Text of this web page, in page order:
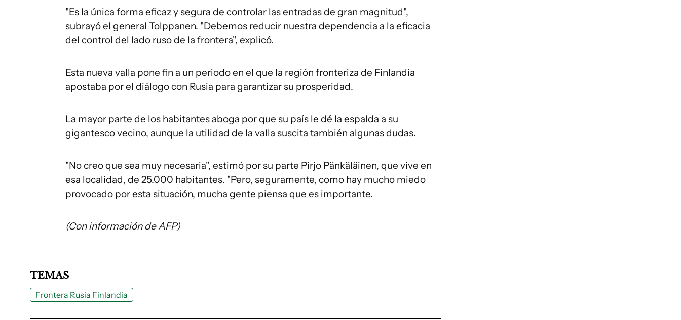
"Es la única forma eficaz y segura de controlar las entradas de gran magnitud",
subrayó el general Tolppanen. "Debemos reducir nuestra dependencia a la eficacia
del control del lado ruso de la frontera", explicó.
Esta nueva valla pone fin a un periodo en el que la región fronteriza de Finlandia
apostaba por el diálogo con Rusia para garantizar su prosperidad.
La mayor parte de los habitantes aboga por que su país le dé la espalda a su
gigantesco vecino, aunque la utilidad de la valla suscita también algunas dudas.
"No creo que sea muy necesaria", estimó por su parte Pirjo Pänkäläinen, que vive en
esa localidad, de 25.000 habitantes. "Pero, seguramente, como hay mucho miedo
provocado por esta situación, mucha gente piensa que es importante.
(Con información de AFP)
TEMAS
Frontera Rusia Finlandia